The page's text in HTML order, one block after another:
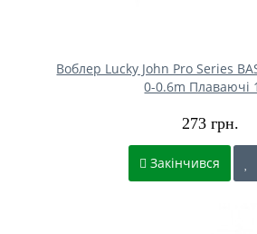
Воблер Lucky John Pro Series
0-0.6m Плаваючі
273 грн.
Закінчився